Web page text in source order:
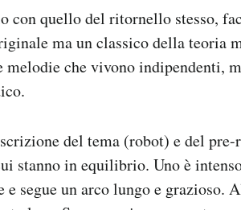
con quello del ritornello stesso,
ma un classico della teoria
melodie che vivono indipendenti,
del tema (robot) e del
stanno in equilibrio. Uno è
segue un arco lungo e grazioso.